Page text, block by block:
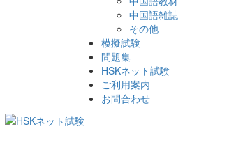
中国語雑誌
その他
模擬試験
問題集
HSKネット試験
ご利用案内
お問合わせ